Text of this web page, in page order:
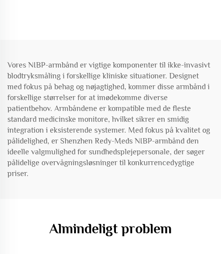
Vores NIBP-armbånd er vigtige komponenter til ikke-invasivt
blodtryksmåling i forskellige kliniske situationer. Designet
med fokus på behag og nøjagtighed, kommer disse armbånd i
forskellige størrelser for at imødekomme diverse
patientbehov. Armbåndene er kompatible med de fleste
standard medicinske monitore, hvilket sikrer en smidig
integration i eksisterende systemer. Med fokus på kvalitet og
pålidelighed, er Shenzhen Redy-Meds NIBP-armbånd den
ideelle valgmulighed for sundhedsplejepersonale, der søger
pålidelige overvågningsløsninger til konkurrencedygtige
priser.
Almindeligt problem